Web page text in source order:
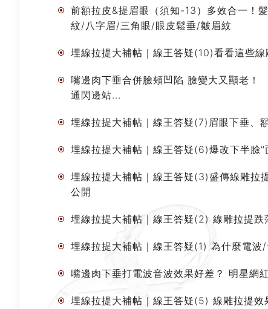
前額拉皮&提眉眼（須知-13）多效合一！
紋/八字眉/三角眼/眼皮鬆垂/皺眉紋
埋線拉提大補帖｜線王答疑(10)看看這些
嘴邊肉下垂合併臉頰凹陷 臉變大又顯老！
通閃邊站...
埋線拉提大補帖｜線王答疑(7)眉眼下垂
埋線拉提大補帖｜線王答疑(6)爆改下半臉
埋線拉提大補帖｜線王答疑(3)盛傳線雕拉
公開
埋線拉提大補帖｜線王答疑(2) 線雕拉提跌
埋線拉提大補帖｜線王答疑(1) 為什麼電
嘴邊肉下垂打電波音波效果好差？ 明星
埋線拉提大補帖｜線王答疑(5) 線雕拉提